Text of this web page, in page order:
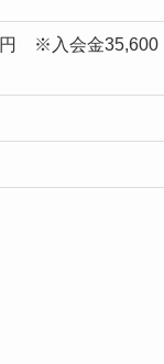
円 ※入会金35,600